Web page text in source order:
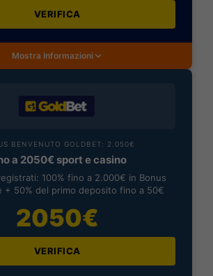
VERIFICA
Mostra Informazioni
BENVENUTO GOLDBET: 2.050€
a 2050€ sport e casino
100% fino a 2.000€ in Bonus
+ 50% del primo deposito fino a 50€
2050€
VERIFICA